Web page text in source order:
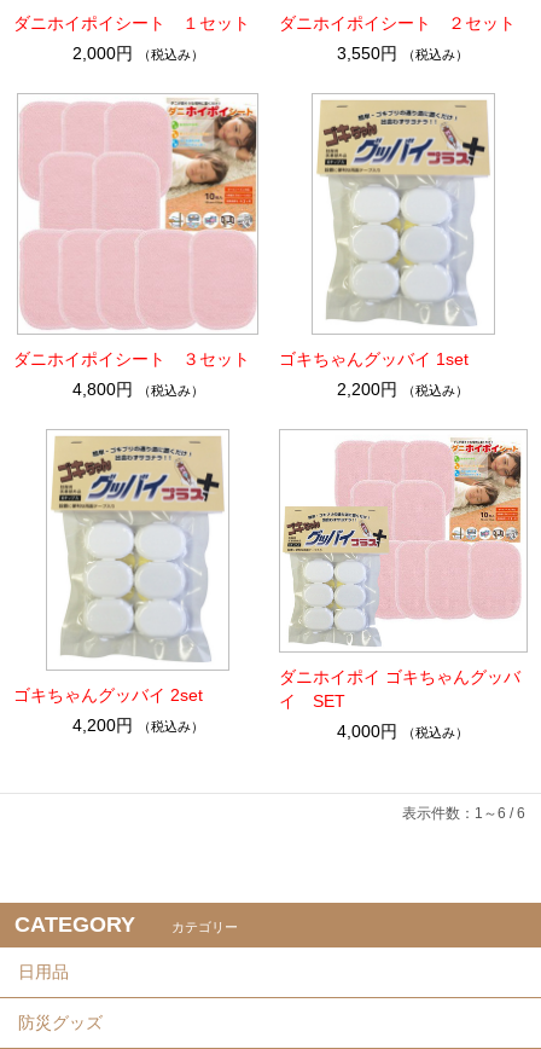
ダニホイポイシート １セット
2,000円
（税込み）
ダニホイポイシート ２セット
3,550円
（税込み）
ダニホイポイシート ３セット
4,800円
（税込み）
ゴキちゃんグッバイ 1set
2,200円
（税込み）
ゴキちゃんグッバイ 2set
4,200円
（税込み）
ダニホイポイ ゴキちゃんグッバ
イ SET
4,000円
（税込み）
表示件数：1～6 / 6
CATEGORY カテゴリー
日用品
防災グッズ